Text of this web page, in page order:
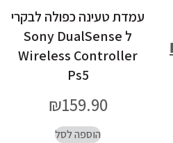
עמדת טעינה כפולה לבקרי
ל Sony DualSense
Wireless Controller
Ps5
₪159.90
הוספה לסל